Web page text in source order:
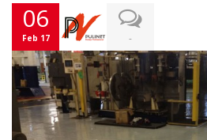
06
Feb 17 -